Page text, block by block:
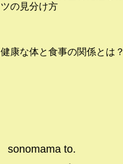
ツの見分け方
健康な体と食事の関係とは？
sonomama to.